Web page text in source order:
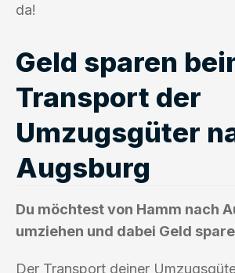
da!
Geld sparen
Transport der
Umzugsgüter
Augsburg
Du möchtest von Hamm nach
umziehen und dabei Geld
Der Transport deiner